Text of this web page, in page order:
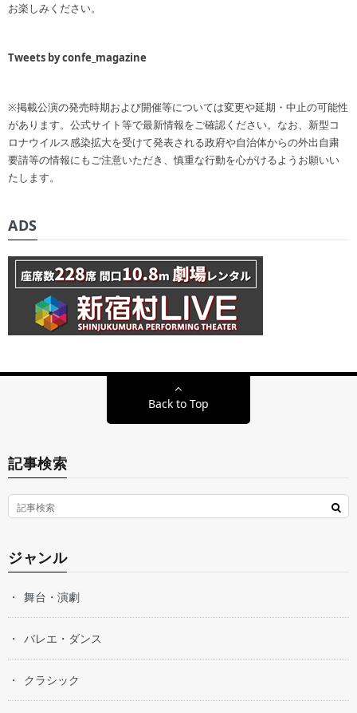
お楽しみください。
Tweets by confe_magazine
※掲載公演の発売時期および開催等については変更や延期・中止の可能性
があります。公式サイト等で最新情報をご確認ください。なお、新型コ
ロナウイルス感染拡大を受けて発表される政府や自治体からの外出自粛
要請等の情報にもご注意いただき、慎重な行動を心がけるようお願いい
たします。
ADS
Back to Top
記事検索
ジャンル
舞台・演劇
バレエ・ダンス
クラシック